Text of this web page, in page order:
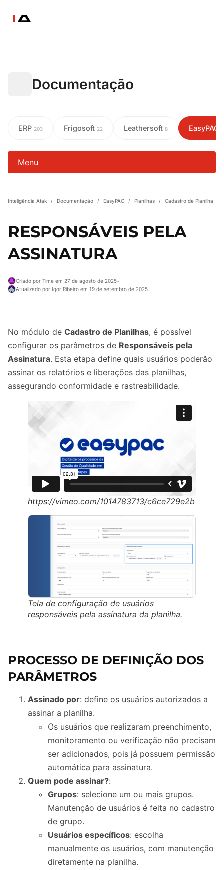
Documentação
ERP 203 Frigosoft 22 Leathersoft 8 EasyPAC
Menu
Inteligência Atak / Documentação / EasyPAC / Planilhas / Cadastro de Planilha
RESPONSÁVEIS PELA
ASSINATURA
Criado por Time em 27 de agosto de 2025•
Atualizado por Igor Ribeiro em 19 de setembro de 2025
No módulo de Cadastro de Planilhas, é possível
configurar os parâmetros de Responsáveis pela
Assinatura. Esta etapa define quais usuários poderão
assinar os relatórios e liberações das planilhas,
assegurando conformidade e rastreabilidade.
https://vimeo.com/1014783713/c6ce729e2b
Tela de configuração de usuários
responsáveis pela assinatura da planilha.
PROCESSO DE DEFINIÇÃO DOS
PARÂMETROS
Assinado por: define os usuários autorizados a
assinar a planilha.
Os usuários que realizaram preenchimento,
monitoramento ou verificação não precisam
ser adicionados, pois já possuem permissão
automática para assinatura.
Quem pode assinar?:
Grupos: selecione um ou mais grupos.
Manutenção de usuários é feita no cadastro
de grupo.
Usuários específicos: escolha
manualmente os usuários, com manutenção
diretamente na planilha.